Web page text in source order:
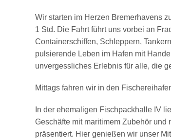
Wir starten im Herzen Bremerhavens
1 Std. Die Fahrt führt uns vorbei an
Containerschiffen, Schleppern,
pulsierende Leben im Hafen mit
unvergessliches Erlebnis für alle, die
Mittags fahren wir in den
In der ehemaligen Fischpackhalle IV
Geschäfte mit maritimem Zubehör
präsentiert. Hier genießen wir unser